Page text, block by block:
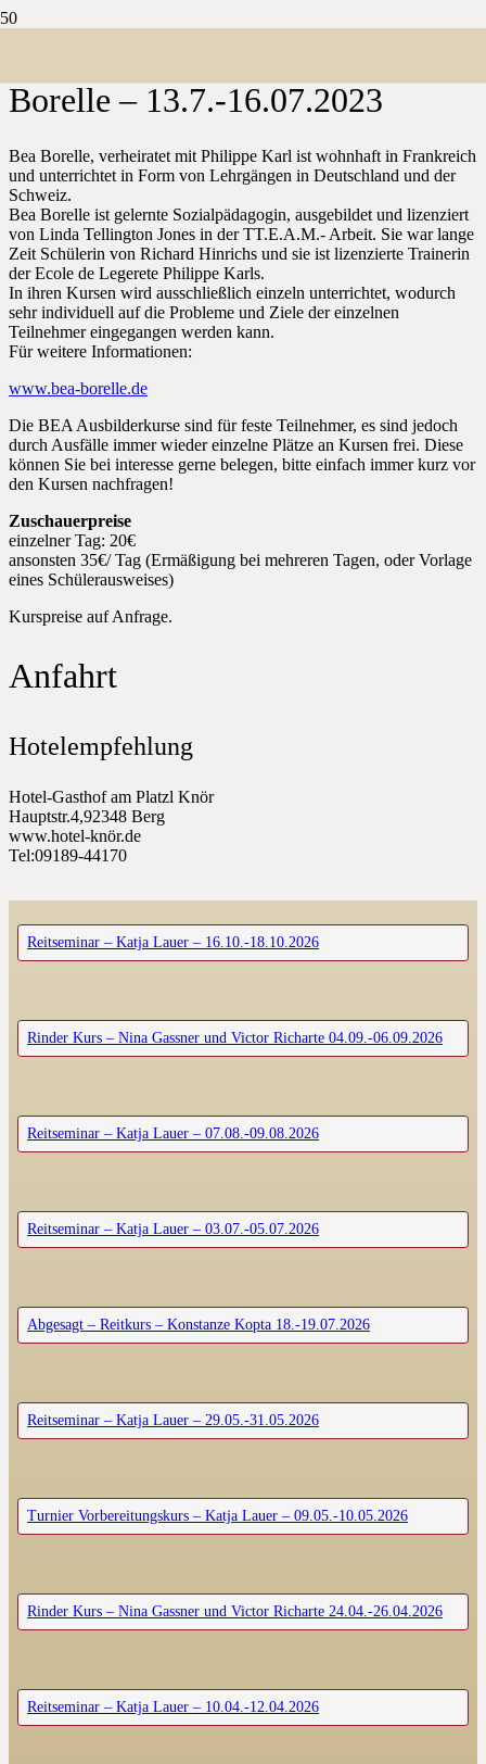
Borelle – 13.7.-16.07.2023
Bea Borelle, verheiratet mit Philippe Karl ist wohnhaft in Frankreich
und unterrichtet in Form von Lehrgängen in Deutschland und der
Schweiz.
Bea Borelle ist gelernte Sozialpädagogin, ausgebildet und lizenziert
von Linda Tellington Jones in der TT.E.A.M.- Arbeit. Sie war lange
Zeit Schülerin von Richard Hinrichs und sie ist lizenzierte Trainerin
der Ecole de Legerete Philippe Karls.
In ihren Kursen wird ausschließlich einzeln unterrichtet, wodurch
sehr individuell auf die Probleme und Ziele der einzelnen
Teilnehmer eingegangen werden kann.
Für weitere Informationen:
www.bea-borelle.de
Die BEA Ausbilderkurse sind für feste Teilnehmer, es sind jedoch
durch Ausfälle immer wieder einzelne Plätze an Kursen frei. Diese
können Sie bei interesse gerne belegen, bitte einfach immer kurz vor
den Kursen nachfragen!
Zuschauerpreise
einzelner Tag: 20€
ansonsten 35€/ Tag (Ermäßigung bei mehreren Tagen, oder Vorlage
eines Schülerausweises)
Kurspreise auf Anfrage.
Anfahrt
Hotelempfehlung
Hotel-Gasthof am Platzl Knör
Hauptstr.4,92348 Berg
www.hotel-knör.de
Tel:09189-44170
Reitseminar – Katja Lauer – 16.10.-18.10.2026
Rinder Kurs – Nina Gassner und Victor Richarte 04.09.-06.09.2026
Reitseminar – Katja Lauer – 07.08.-09.08.2026
Reitseminar – Katja Lauer – 03.07.-05.07.2026
Abgesagt – Reitkurs – Konstanze Kopta 18.-19.07.2026
Reitseminar – Katja Lauer – 29.05.-31.05.2026
Turnier Vorbereitungskurs – Katja Lauer – 09.05.-10.05.2026
Rinder Kurs – Nina Gassner und Victor Richarte 24.04.-26.04.2026
Reitseminar – Katja Lauer – 10.04.-12.04.2026